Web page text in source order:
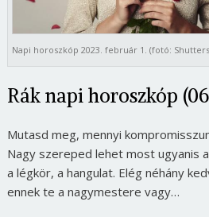
Napi horoszkóp 2023. február 1. (fotó:
Rák napi horoszkóp
Mutasd meg, mennyi
Nagy szereped lehet most ugyanis
a légkör, a hangulat. Elég néhány
ennek te a nagymestere vagy…